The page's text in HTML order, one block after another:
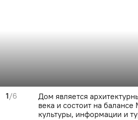
1/6
Дом является
века и состоит на балансе
культуры, информации и